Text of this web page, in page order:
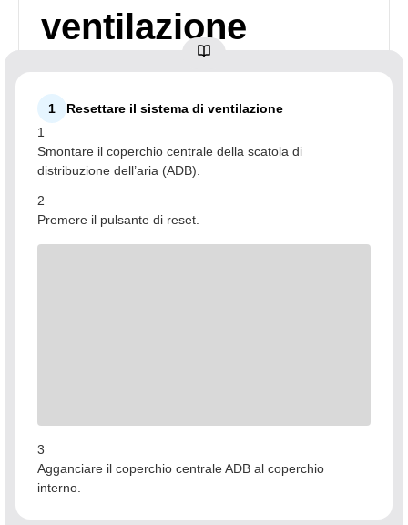
ventilazione
1
Resettare il sistema di ventilazione
1
Smontare il coperchio centrale della scatola di
distribuzione dell’aria (ADB).
2
Premere il pulsante di reset.
3
Agganciare il coperchio centrale ADB al coperchio
interno.